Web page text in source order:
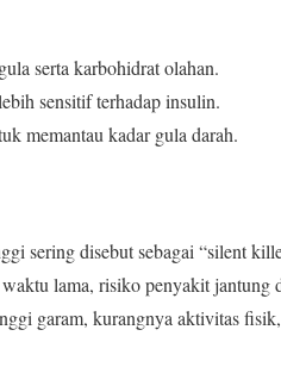
serta karbohidrat olahan.
sensitif terhadap insulin.
memantau kadar gula darah.
sering disebut sebagai “silent
lama, risiko penyakit jantung
garam, kurangnya aktivitas